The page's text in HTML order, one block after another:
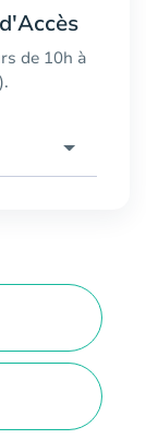
de 10h à